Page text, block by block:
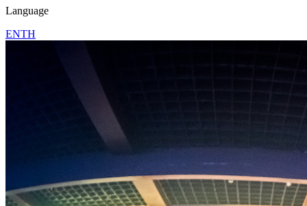
Language
ENTH